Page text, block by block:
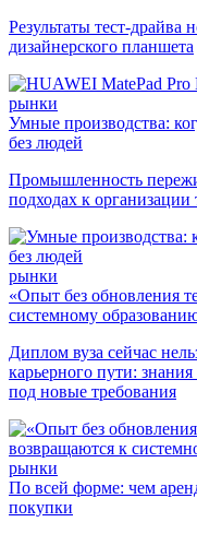
Результаты тест-драйва
дизайнерского планшета
рынки
Умные производства:
без людей
Промышленность
подходах к организации
рынки
«Опыт без обновления
системному
Диплом вуза сейчас
карьерного пути:
под новые требования
рынки
По всей форме: чем
покупки